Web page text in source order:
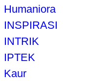
Humaniora
INSPIRASI
INTRIK
IPTEK
Kaur